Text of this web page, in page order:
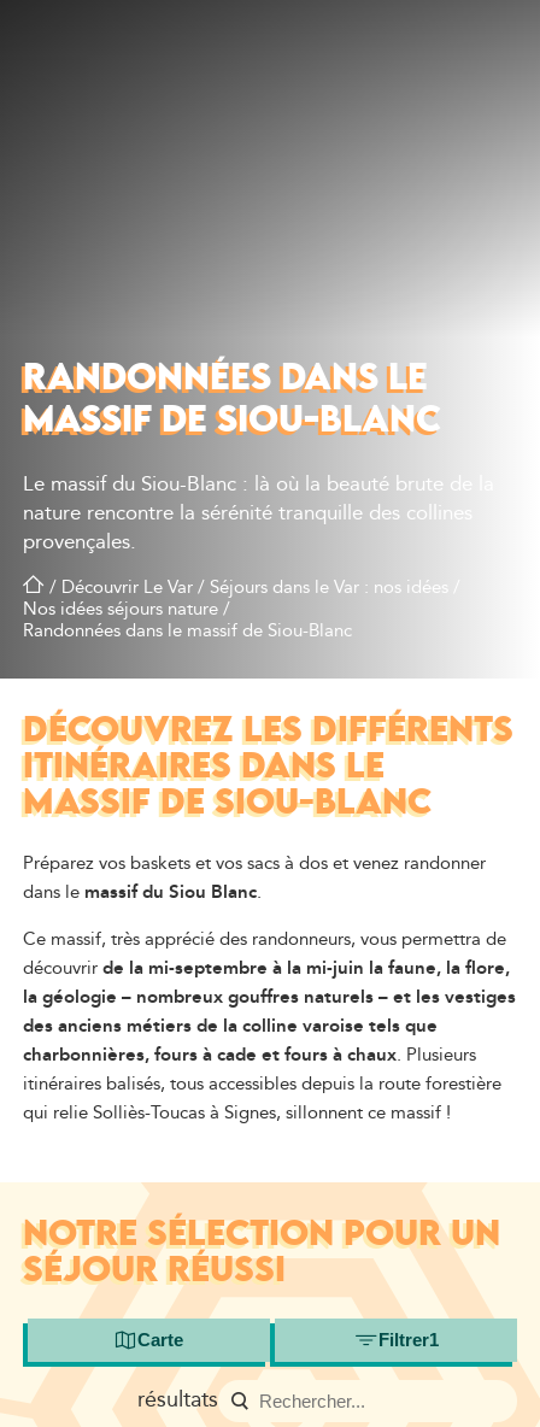
RANDONNÉES DANS LE
MASSIF DE SIOU-BLANC
Le massif du Siou-Blanc : là où la beauté brute de la
nature rencontre la sérénité tranquille des collines
provençales.
/ Découvrir Le Var/ Séjours dans le Var : nos idées
Nos idées séjours nature/
Randonnées dans le massif de Siou-Blanc
DÉCOUVREZ LES DIFFÉRENTS
ITINÉRAIRES DANS LE
MASSIF DE SIOU-BLANC
Préparez vos baskets et vos sacs à dos et venez randonner
dans le massif du Siou Blanc.
Ce massif, très apprécié des randonneurs, vous permettra de
découvrirde la mi-septembre à la mi-juin la faune, la flore,
la géologie – nombreux gouffres naturels – et les vestiges
des anciens métiers de la colline varoise tels que
charbonnières, fours à cade et fours à chaux. Plusieurs
itinéraires balisés, tous accessibles depuis la route forestière
qui relie Solliès-Toucas à Signes, sillonnent ce massif !
NOTRE SÉLECTION POUR UN
SÉJOUR RÉUSSI
Carte Filtrer1
résultats